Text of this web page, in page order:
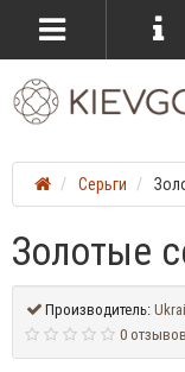
Серьги
Золотые
Производитель:
0 отзывов